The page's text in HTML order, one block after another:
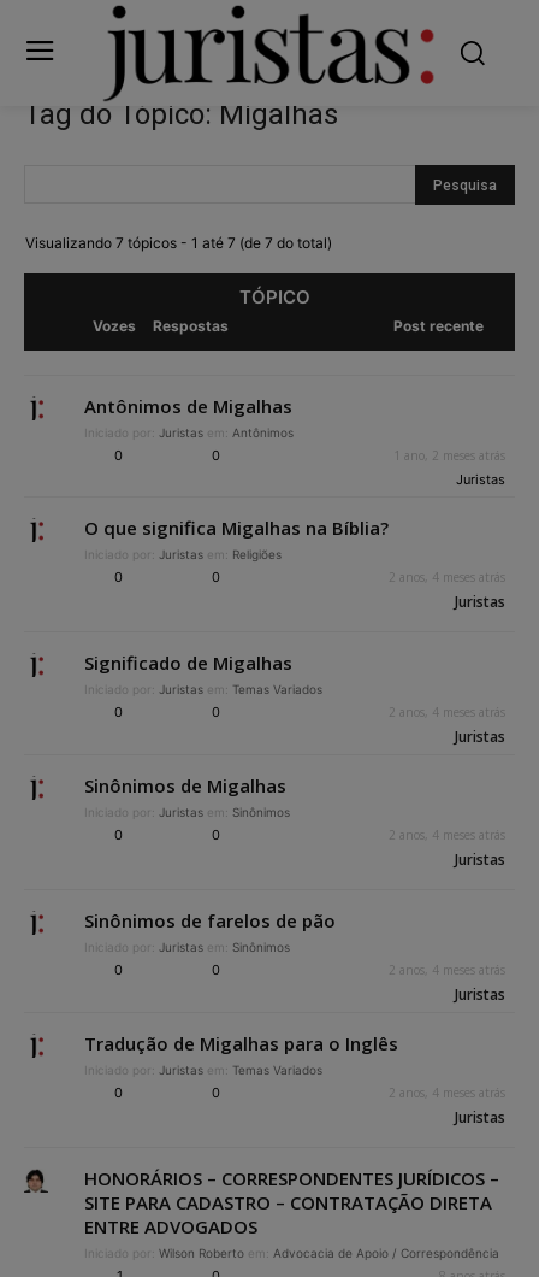
Tag do Tópico: Migalhas
Visualizando 7 tópicos - 1 até 7 (de 7 do total)
TÓPICO
Vozes Respostas Post recente
Antônimos de Migalhas
Iniciado por: Juristas em: Antônimos
0 0
1 ano, 2 meses atrás
Juristas
O que significa Migalhas na Bíblia?
Iniciado por: Juristas em: Religiões
0 0 2 anos, 4 meses atrás
Juristas
Significado de Migalhas
Iniciado por: Juristas em: Temas Variados
0 0 2 anos, 4 meses atrás
Juristas
Sinônimos de Migalhas
Iniciado por: Juristas em: Sinônimos
0 0 2 anos, 4 meses atrás
Juristas
Sinônimos de farelos de pão
Iniciado por: Juristas em: Sinônimos
0 0 2 anos, 4 meses atrás
Juristas
Tradução de Migalhas para o Inglês
Iniciado por: Juristas em: Temas Variados
0 0 2 anos, 4 meses atrás
Juristas
HONORÁRIOS – CORRESPONDENTES JURÍDICOS –
SITE PARA CADASTRO – CONTRATAÇÃO DIRETA
ENTRE ADVOGADOS
Iniciado por: Wilson Roberto em: Advocacia de Apoio / Correspondência